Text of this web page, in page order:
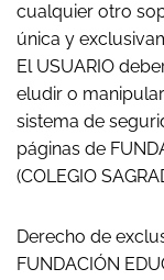
cualquier otro
única y
El USUARIO
eludir o
sistema de
páginas de
(COLEGIO
Derecho de
FUNDACIÓN